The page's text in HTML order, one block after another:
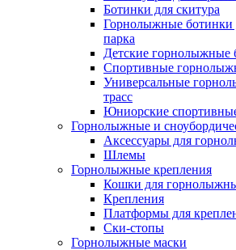
Ботинки для скитура
Горнолыжные ботинки
парка
Детские горнолыжные
Спортивные
Универсальные
трасс
Юниорские
Горнолыжные и
Аксессуары для
Шлемы
Горнолыжные крепления
Кошки для
Крепления
Платформы для
Ски-стопы
Горнолыжные маски